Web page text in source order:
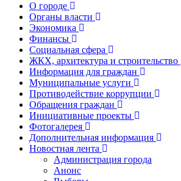
О городе
Органы власти
Экономика
Финансы
Социальная сфера
ЖКХ, архитектура и строительство
Информация для граждан
Муниципальные услуги
Противодействие коррупции
Обращения граждан
Инициативные проекты
Фотогалерея
Дополнительная информация
Новостная лента
Администрация города
Анонс